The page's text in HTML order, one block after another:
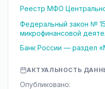
Реестр МФО
Федеральный закон №
микрофинансовой
Банк России — раздел
АКТУАЛЬНОСТЬ
Опубликовано: